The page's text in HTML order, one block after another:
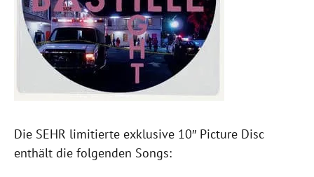
Die SEHR limitierte exklusive 10″ Picture Disc
enthält die folgenden Songs: